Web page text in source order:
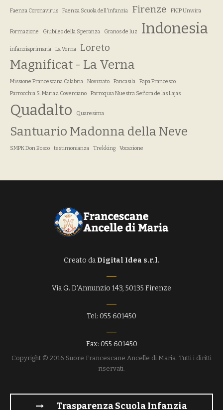
Faenza Coronavirus Faenza Scuola dell'infanzia Firenze FKIP Unwira
Formazione Giubileo della Speranza Granos de luz Indonesia
infanziaprimaria La Verna Loreto
Magnificat - La Verna
Missione Francescana Calabria Noviziato Pancasila
Papa Francesco
Parrocchia S. Maria a Coverciano
Parroquia Nuestra Señora de las Lajas
Quadalto Quaresima
Santuario Madonna della Neve
SMPK Don Bosco testimonianza Trekking Vocazione
Creato da Digital Idea s.r.l.
Via G. D'Annunzio 143, 50135 Firenze
Tel: 055 601450
Fax: 055 601450
Copyright © 2016 Suore Francescane Ancelle di Maria. Tutti i diritti
riservati.
Trasparenza Scuola Infanzia